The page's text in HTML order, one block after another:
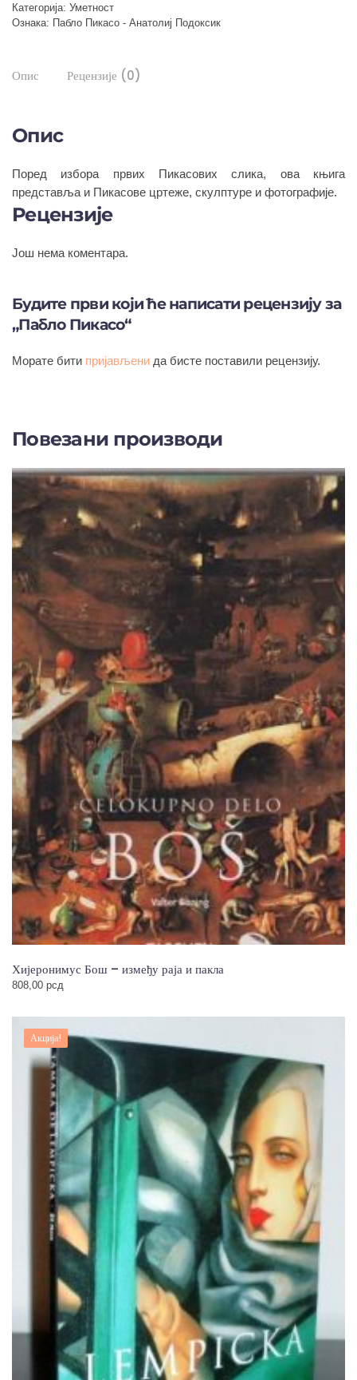
Категорија: Уметност
Ознака: Пабло Пикасо - Анатолиј Подоксик
Опис Рецензије (0)
Опис
Поред избора првих Пикасових слика, ова књига
представља и Пикасове цртеже, скулптуре и фотографије.
Рецензије
Још нема коментара.
Будите први који ће написати рецензију за
„Пабло Пикасо“
Морате бити пријављени да бисте поставили рецензију.
Повезани производи
Хијеронимус Бош – између раја и пакла
808,00 рсд
Акција!